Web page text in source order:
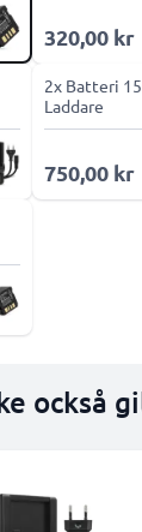
320,00 kr
2x Batteri
Laddare
750,00 kr
också